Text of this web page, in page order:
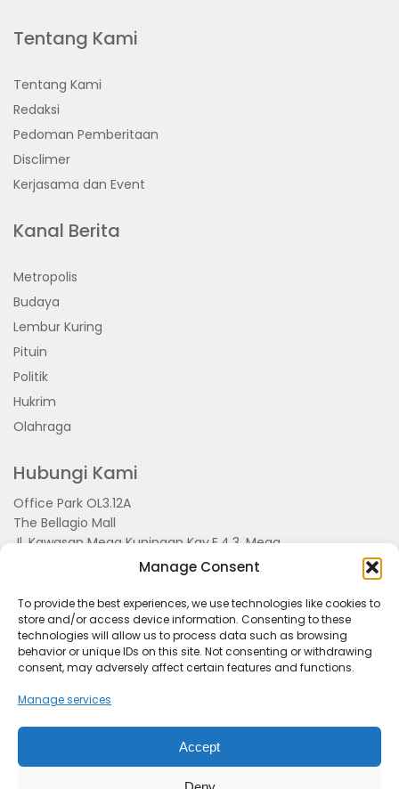
Manage Consent
To provide the best experiences, we use technologies like cookies to
store and/or access device information. Consenting to these
technologies will allow us to process data such as browsing
behavior or unique IDs on this site. Not consenting or withdrawing
consent, may adversely affect certain features and functions.
Manage services
Accept
Tentang Kami
Tentang Kami
Redaksi
Pedoman Pemberitaan
Disclimer
Kerjasama dan Event
Kanal Berita
Metropolis
Budaya
Lembur Kuring
Pituin
Politik
Hukrim
Olahraga
Hubungi Kami
Office Park OL3.12A
The Bellagio Mall
Jl. Kawasan Mega Kuningan Kav.E.4.3, Mega
Kuningan, Kel. Kuningan Timur,
Kec.Setiabudi, Jakarta Selatan 15810
Kerjasama dan Event